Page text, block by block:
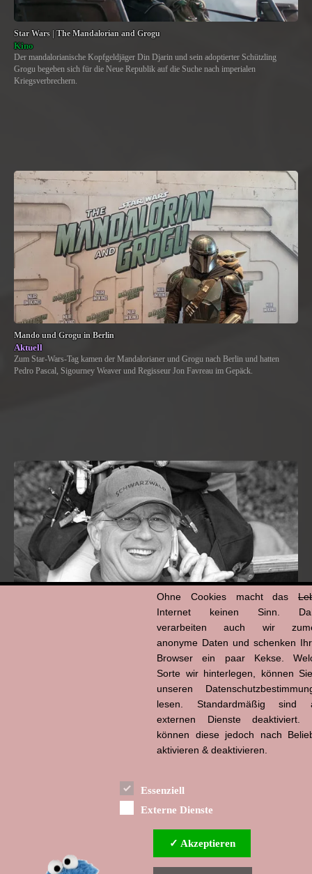
Star Wars | The Mandalorian and Grogu
Kino
Der mandalorianische Kopfgeldjäger Din Djarin und sein adoptierter Schützling
Grogu begeben sich für die Neue Republik auf die Suche nach imperialen
Kriegsverbrechern.
Mando und Grogu in Berlin
Aktuell
Zum Star-Wars-Tag kamen der Mandalorianer und Grogu nach Berlin und hatten
Pedro Pascal, Sigourney Weaver und Regisseur Jon Favreau im Gepäck.
Ohne Cookies macht das
Internet keinen Sinn.
verarbeiten auch wir
anonyme Daten und schenken
Browser ein paar Kekse.
Sorte wir hinterlegen, können
unseren
lesen. Standardmäßig sind
externen Dienste deaktiviert.
können diese jedoch nach
aktivieren & deaktivieren.
Essenziell
Externe Dienste
✓ Akzeptieren